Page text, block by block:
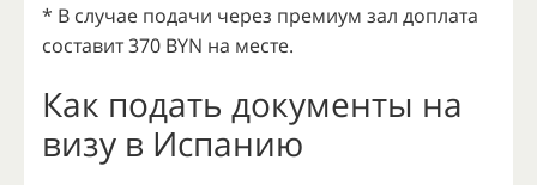
* В случае подачи через премиум зал доплата
составит 370 BYN на месте.
Как подать документы на
визу в Испанию